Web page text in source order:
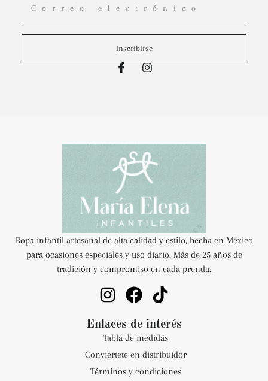
Inscribirse
Ropa infantil artesanal de alta calidad y estilo, hecha en México
para ocasiones especiales y uso diario. Más de 25 años de
tradición y compromiso en cada prenda.
Enlaces de interés
Tabla de medidas
Conviértete en distribuidor
Términos y condiciones